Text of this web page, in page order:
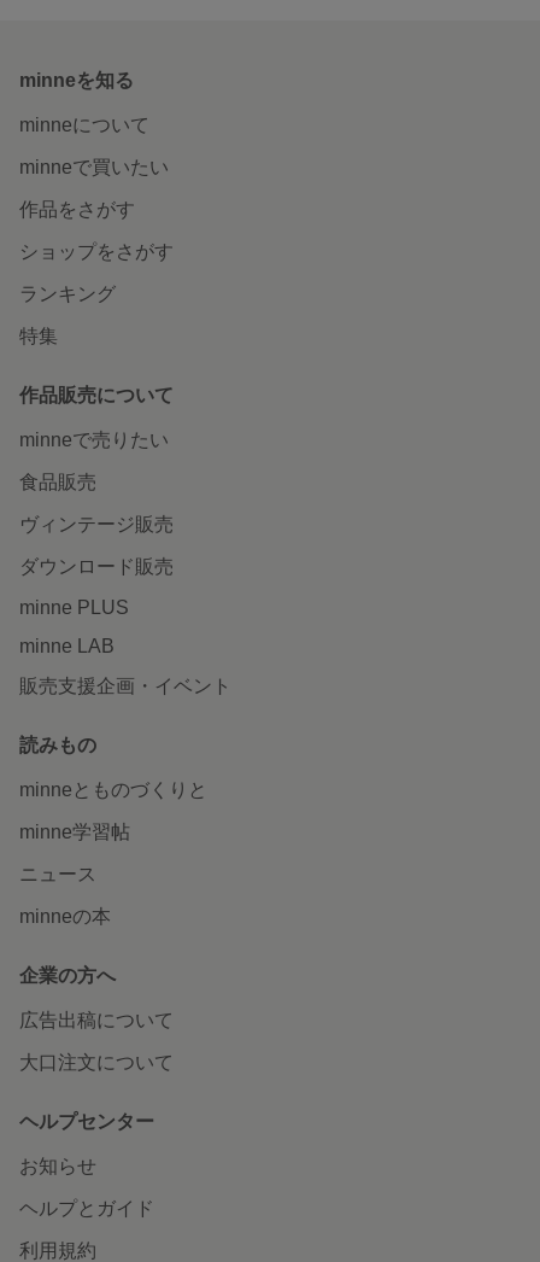
minneを知る
minneについて
minneで買いたい
作品をさがす
ショップをさがす
ランキング
特集
作品販売について
minneで売りたい
食品販売
ヴィンテージ販売
ダウンロード販売
minne PLUS
minne LAB
販売支援企画・イベント
読みもの
minneとものづくりと
minne学習帖
ニュース
minneの本
企業の方へ
広告出稿について
大口注文について
ヘルプセンター
お知らせ
ヘルプとガイド
利用規約